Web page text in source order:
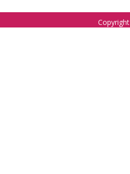
Copyright